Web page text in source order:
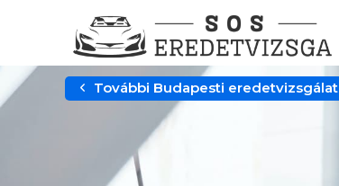
További Budapesti eredetvizsgálat